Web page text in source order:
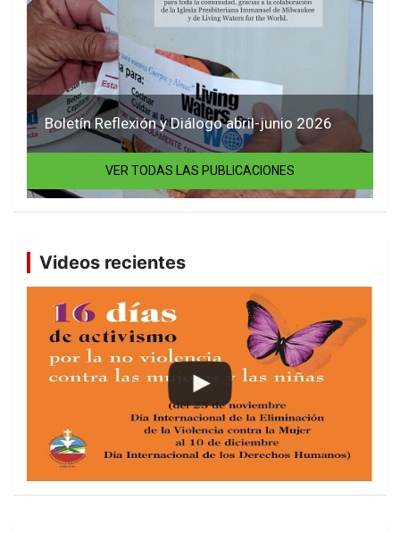
Boletín Reflexión y Diálogo abril-junio 2026
VER TODAS LAS PUBLICACIONES
Videos recientes